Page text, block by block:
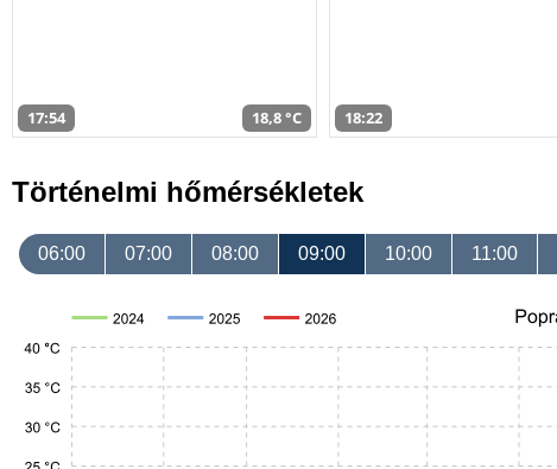
17:54 18,8 °C 18:22
Történelmi hőmérsékletek
06:00 07:00 08:00 09:00 10:00 11:00